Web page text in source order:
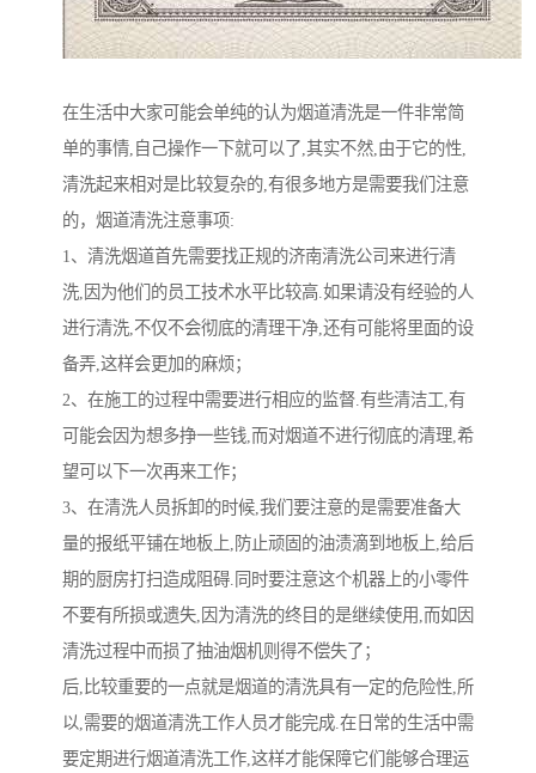
在生活中大家可能会单纯的认为烟道清洗是一件非常简
单的事情,自己操作一下就可以了,其实不然,由于它的性,
清洗起来相对是比较复杂的,有很多地方是需要我们注意
的，烟道清洗注意事项:
1、清洗烟道首先需要找正规的济南清洗公司来进行清
洗,因为他们的员工技术水平比较高.如果请没有经验的人
进行清洗,不仅不会彻底的清理干净,还有可能将里面的设
备弄,这样会更加的麻烦；
2、在施工的过程中需要进行相应的监督.有些清洁工,有
可能会因为想多挣一些钱,而对烟道不进行彻底的清理,希
望可以下一次再来工作；
3、在清洗人员拆卸的时候,我们要注意的是需要准备大
量的报纸平铺在地板上,防止顽固的油渍滴到地板上,给后
期的厨房打扫造成阻碍.同时要注意这个机器上的小零件
不要有所损或遗失,因为清洗的终目的是继续使用,而如因
清洗过程中而损了抽油烟机则得不偿失了；
后,比较重要的一点就是烟道的清洗具有一定的危险性,所
以,需要的烟道清洗工作人员才能完成.在日常的生活中需
要定期进行烟道清洗工作,这样才能保障它们能够合理运